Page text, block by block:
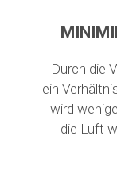
Durch die
ein
wird
die Luft